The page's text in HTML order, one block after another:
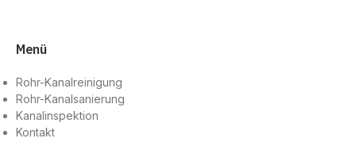
Menü
Rohr-Kanalreinigung
Rohr-Kanalsanierung
Kanalinspektion
Kontakt